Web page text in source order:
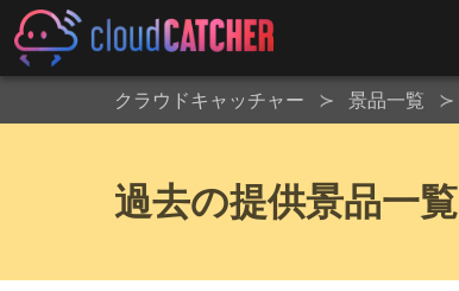
クラウドキャッチャー 景品一覧
過去の提供景品一覧